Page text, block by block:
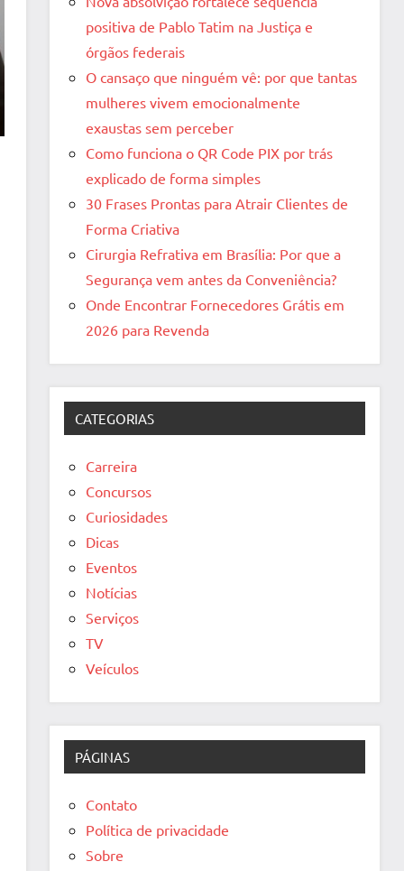
positiva de Pablo Tatim na Justiça e
órgãos federais
O cansaço que ninguém vê: por que tantas
mulheres vivem emocionalmente
exaustas sem perceber
Como funciona o QR Code PIX por trás
explicado de forma simples
30 Frases Prontas para Atrair Clientes de
Forma Criativa
Cirurgia Refrativa em Brasília: Por que a
Segurança vem antes da Conveniência?
Onde Encontrar Fornecedores Grátis em
2026 para Revenda
CATEGORIAS
Carreira
Concursos
Curiosidades
Dicas
Eventos
Notícias
Serviços
TV
Veículos
PÁGINAS
Contato
Política de privacidade
Sobre